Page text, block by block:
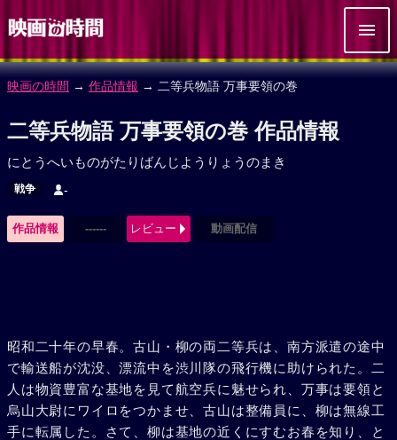
映画の時間 → 作品情報 → 二等兵物語 万事要領の巻
二等兵物語 万事要領の巻 作品情報
にとうへいものがたりばんじようりょうのまき
戦争 -
作品情報 ------ レビュー 動画配信
昭和二十年の早春。古山・柳の両二等兵は、南方派遣の途中
で輸送船が沈没、漂流中を渋川隊の飛行機に助けられた。二
人は物資豊富な基地を見て航空兵に魅せられ、万事は要領と
烏山大尉にワイロをつかませ、古山は整備員に、柳は無線工
手に転属した。さて、柳は基地の近くにすむお春を知り、と